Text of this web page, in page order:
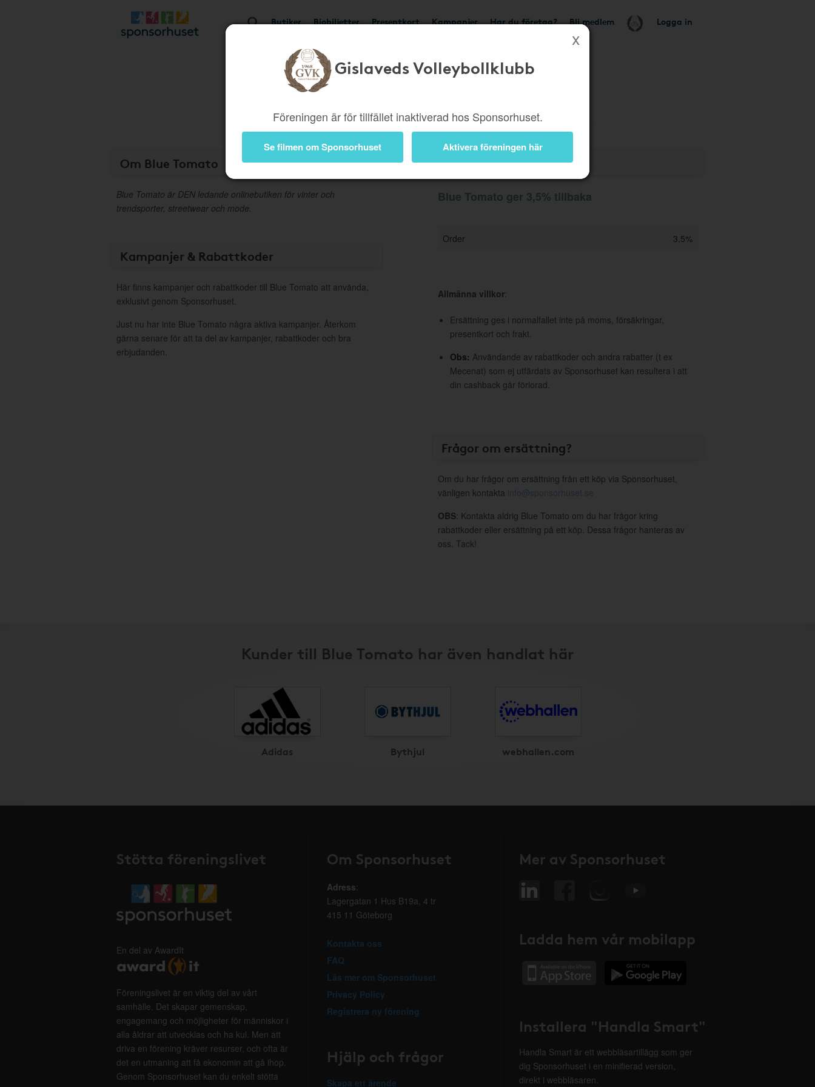
Butiker Biobiljetter Presentkort Kampanjer Har du företag? Bli medlem Logga in
Gislaveds Volleybollklubb
Föreningen är för tillfället inaktiverad hos Sponsorhuset.
Se filmen om Sponsorhuset Aktivera föreningen här
Om Blue Tomato
Blue Tomato är DEN ledande onlinebutiken för vinter och
trendsporter, streetwear och mode.
Kampanjer & Rabattkoder
Här finns kampanjer och rabattkoder till Blue Tomato att använda,
exklusivt genom Sponsorhuset.
Just nu har inte Blue Tomato några aktiva kampanjer. Återkom
gärna senare för att ta del av kampanjer, rabattkoder och bra
erbjudanden.
Information
Blue Tomato ger 3,5% tillbaka
Order 3,5%
Allmänna villkor:
Ersättning ges i normalfallet inte på moms, försäkringar,
presentkort och frakt.
Obs: Användande av rabattkoder och andra rabatter (t ex
Mecenat) som ej utfärdats av Sponsorhuset kan resultera i att
din cashback går förlorad.
Frågor om ersättning?
Om du har frågor om ersättning från ett köp via Sponsorhuset,
vänligen kontakta info@sponsorhuset.se
OBS: Kontakta aldrig Blue Tomato om du har frågor kring
rabattkoder eller ersättning på ett köp. Dessa frågor hanteras av
oss. Tack!
Kunder till Blue Tomato har även handlat här
Adidas Bythjul webhallen.com
Stötta föreningslivet
En del av AwardIt
Föreningslivet är en viktig del av vårt
samhälle. Det skapar gemenskap,
engagemang och möjligheter för människor i
alla åldrar att utvecklas och ha kul. Men att
driva en förening kräver resurser, och ofta är
det en utmaning att få ekonomin att gå ihop.
Genom Sponsorhuset kan du enkelt stötta
Om Sponsorhuset
Adress:
Lagergatan 1 Hus B19a, 4 tr
415 11 Göteborg
Kontakta oss
FAQ
Läs mer om Sponsorhuset
Privacy Policy
Registrera ny förening
Hjälp och frågor
Skapa ett ärende
Mer av Sponsorhuset
Ladda hem vår mobilapp
Installera "Handla Smart"
Handla Smart är ett webbläsartillägg som ger
dig Sponsorhuset i en minifierad version,
direkt i webbläsaren.